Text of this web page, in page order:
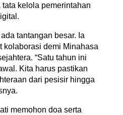
kelola pemerintahan
tantangan besar. Ia
kolaborasi demi Minahasa
“Satu tahun ini
Kita harus pastikan
dari pesisir hingga
memohon doa serta